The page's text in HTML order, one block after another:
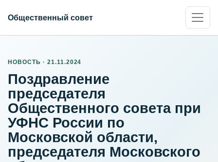
Общественный совет
НОВОСТЬ · 21.11.2024
Поздравление
председателя
Общественного совета при
УФНС России по
Московской области,
председателя Московского